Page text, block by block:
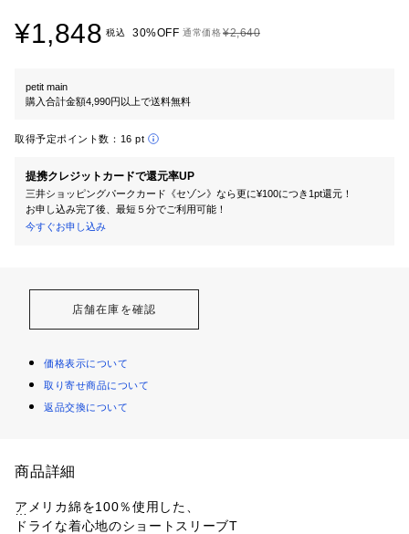
¥1,848 税込 30%OFF 通常価格¥2,640
petit main
購入合計金額4,990円以上で送料無料
取得予定ポイント数： 16 pt
提携クレジットカードで還元率UP
三井ショッピングパークカード《セゾン》なら更に¥100につき1pt還元！
お申し込み完了後、最短５分でご利用可能！
今すぐお申し込み
店舗在庫を確認
価格表示について
取り寄せ商品について
返品交換について
商品詳細
アメリカ綿を100％使用した、
ドライな着心地のショートスリーブT